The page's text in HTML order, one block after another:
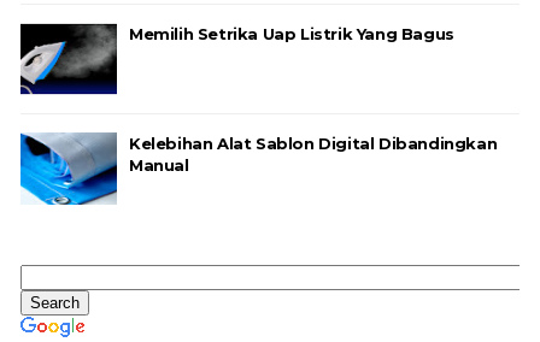
Memilih Setrika Uap Listrik Yang Bagus
Kelebihan Alat Sablon Digital Dibandingkan
Manual